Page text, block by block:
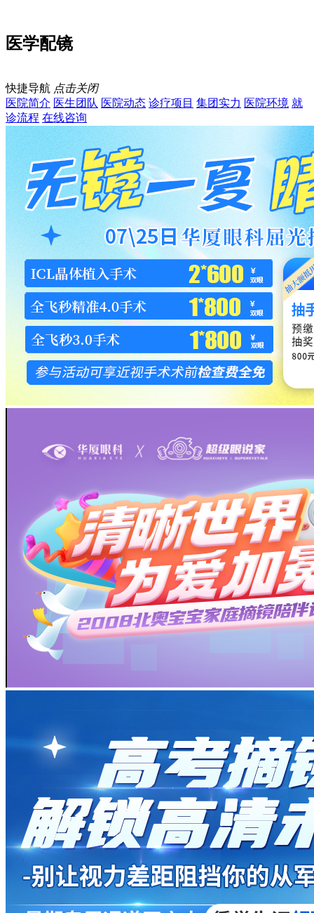
医学配镜
快捷导航 点击关闭
医院简介 医生团队 医院动态 诊疗项目 集团实力 医院环境 就
诊流程 在线咨询